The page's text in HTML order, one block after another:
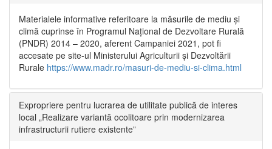
Materialele informative referitoare la măsurile de mediu și
climă cuprinse în Programul Național de Dezvoltare Rurală
(PNDR) 2014 – 2020, aferent Campaniei 2021, pot fi
accesate pe site-ul Ministerului Agriculturii și Dezvoltării
Rurale https://www.madr.ro/masuri-de-mediu-si-clima.html
Expropriere pentru lucrarea de utilitate publică de interes
local „Realizare variantă ocolitoare prin modernizarea
infrastructurii rutiere existente”